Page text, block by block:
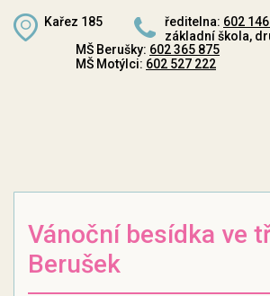
Kařez 185 ředitelna: 602
základní škola,
MŠ Berušky: 602 365 875
MŠ Motýlci: 602 527 222
Vánoční besídka ve
Berušek